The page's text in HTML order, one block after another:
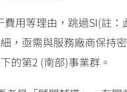
用等理由，跳過SI(註
，亟需與服務廠商保持
的第2 (南部)事業群。